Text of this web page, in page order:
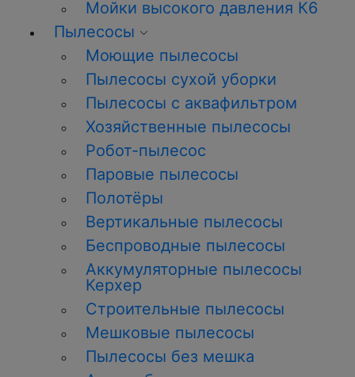
Мойки высокого давления К6
Пылесосы
Моющие пылесосы
Пылесосы сухой уборки
Пылесосы с аквафильтром
Хозяйственные пылесосы
Робот-пылесос
Паровые пылесосы
Полотёры
Вертикальные пылесосы
Беспроводные пылесосы
Аккумуляторные пылесосы
Керхер
Строительные пылесосы
Мешковые пылесосы
Пылесосы без мешка